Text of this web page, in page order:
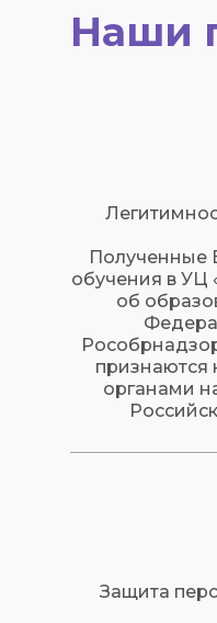
Наши
Полученные
обучения в УЦ
об
органами
Защита